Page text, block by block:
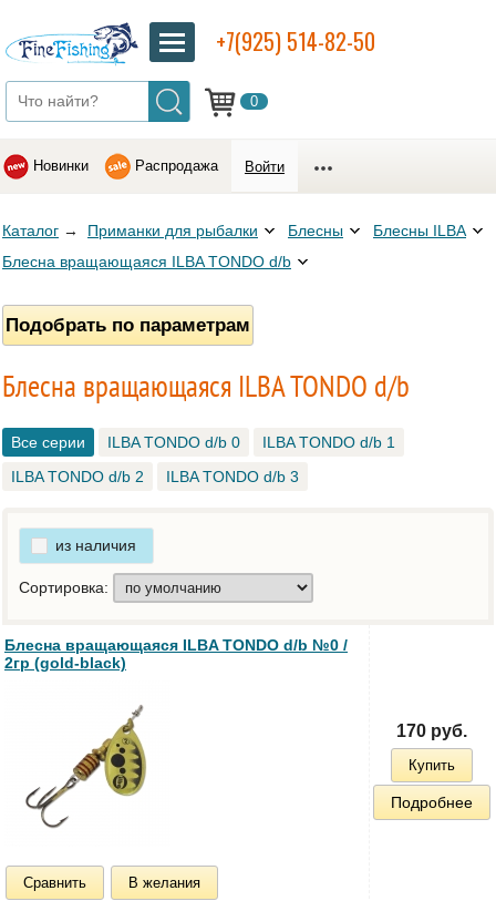
0
+7(925) 514-82-50
Новинки Распродажа Войти
Каталог → Приманки для рыбалки Блесны
Блесны ILBA
Блесна вращающаяся ILBA TONDO d/b
Подобрать по параметрам
Блесна вращающаяся ILBA TONDO d/b
Все серии ILBA TONDO d/b 0
ILBA TONDO d/b 1
ILBA TONDO d/b 2
ILBA TONDO d/b 3
из наличия
Сортировка:
Блесна вращающаяся ILBA TONDO d/b №0 /
2гр (gold-black)
Сравнить В желания
170 руб.
Купить
Подробнее